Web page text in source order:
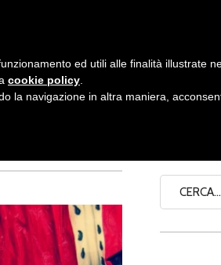
ed utili alle finalità illustrate
cookie policy
la navigazione in altra maniera,